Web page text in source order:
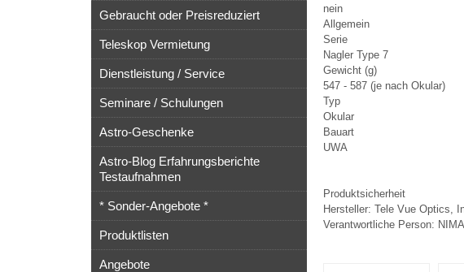
nein
Allgemein
Serie
Nagler Type 7
Gewicht (g)
547 - 587 (je nach Okular)
Typ
Okular
Bauart
UWA
Produktsicherheit
Hersteller: Tele Vue Optics,
Verantwortliche Person:
Gebraucht oder Preisreduziert
Teleskop Vermietung
Dienstleistung / Service
Seminare / Schulungen
Astro-Geschenke
Astro-Blog Erfahrungsberichte
Testaufnahmen
* Sonder-Angebote *
Produktlisten
Angebote